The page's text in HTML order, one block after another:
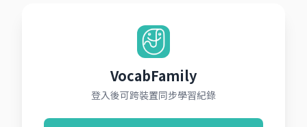
VocabFamily
登入後可跨裝置同步學習紀錄